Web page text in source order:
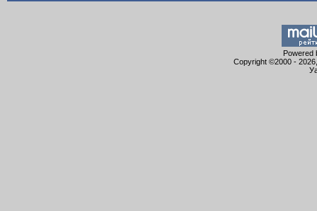
Powered
Copyright ©2000 -